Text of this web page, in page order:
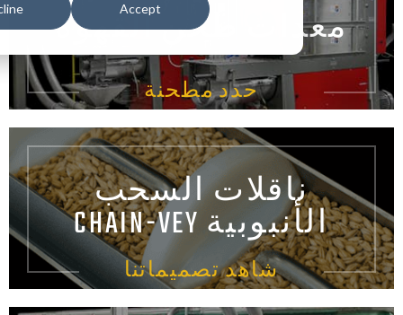
Accept
Decline معدات طحن القهوة
حدد مطحنة
ناقلات السحب
الأنبوبية CHAIN-VEY
شاهد تصميماتنا